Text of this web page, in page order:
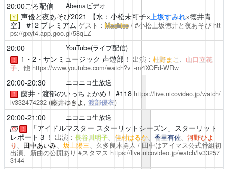
20:00ごろ配信 Abemaビデオ
￥ 声優と夜あそび2021 【水：小松未可子×上坂すみれ×徳井青
空】 #12 プレミアム ゲスト： Machico/ #小松上坂徳井と夜あそび htt
ps://gxyt4.app.goo.gl/58qLZ
20:00 YouTube(ライブ配信)
！ 1・2・サンミュージック 声遊部！ 出演： 杜野まこ、 山口立花
子、他 https://www.youtube.com/watch?v=-m4XOEd-WRw
20:00-20:30 ニコニコ生放送
！ 藤井・渡部のいっちょかめ！ #118 https://live.nicovideo.jp/watch/
lv332474232 (藤井ゆきよ, 渡部優衣)
20:00-21:00 ニコニコ生放送
！
「アイドルマスター スターリットシーズン」スターリット
レポート３！
出演： 長谷川明子、 佳村はるか、 香里有佐、 河野ひよ
り 、 田中あいみ、 坂上陽三、久多良木勇人 / 田中はアイマス公式番組初
出演、新曲の公開あり #スタマス https://live.nicovideo.jp/watch/lv33257
3144